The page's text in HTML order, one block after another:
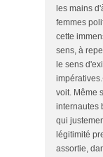
les mains
femmes
cette
sens, à
le sens
voit. Même
internautes
qui
légitimité
assortie,